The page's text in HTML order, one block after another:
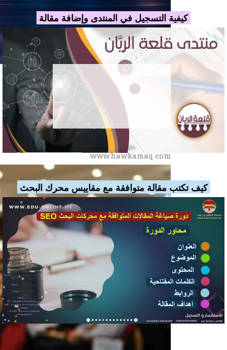
حوكمة انترناشيونال
للاستشارات الإدارية
www.hawkamaq.com
كيفية التسجيل في المنتدى وإضافة مقالة
كيف تكتب مقالة متوافقة مع مقاييس محرك البحث